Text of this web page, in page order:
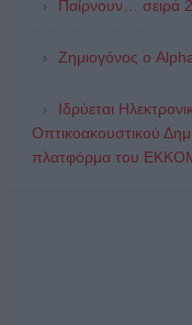
Παίρνουν… σειρά
Ζημιογόνος ο
Ιδρύεται
Οπτικοακουστικού
πλατφόρμα του